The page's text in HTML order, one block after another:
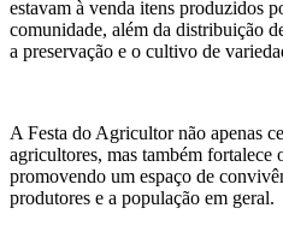
estavam à venda itens produzidos
comunidade, além da distribuição
a preservação e o cultivo de
A Festa do Agricultor não apenas
agricultores, mas também fortalece
promovendo um espaço de
produtores e a população em geral.